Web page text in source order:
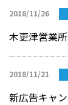
2018/11/26
木更津営業
2018/11/21